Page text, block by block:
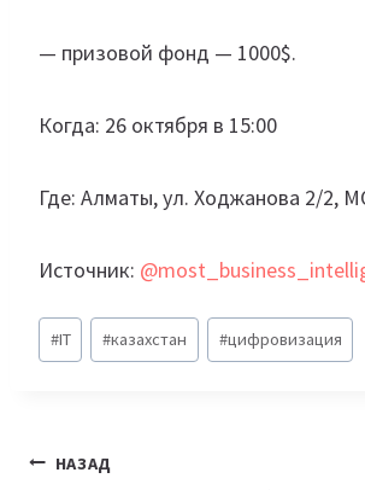
— призовой фонд — 1000$.
Когда: 26 октября в 15:00
Где: Алматы, ул. Ходжанова 2/2,
Источник:
Метки
записи:
#IT #казахстан #цифровизация
Навигация
НАЗАД